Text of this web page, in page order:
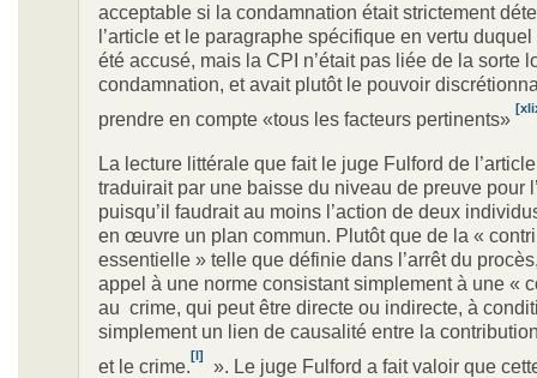
acceptable si la condamnation était strictement
l’article et le paragraphe spécifique en vertu
été accusé, mais la CPI n’était pas liée de la sorte
condamnation, et avait plutôt le pouvoir
prendre en compte «tous les facteurs pertinents»
La lecture littérale que fait le juge Fulford de
traduirait par une baisse du niveau de preuve pour
puisqu’il faudrait au moins l’action de deux
en œuvre un plan commun. Plutôt que de la «
essentielle » telle que définie dans l’arrêt du
appel à une norme consistant simplement à une «
au crime, qui peut être directe ou indirecte, à
simplement un lien de causalité entre la
et le crime. [l]
». Le juge Fulford a fait valoir que